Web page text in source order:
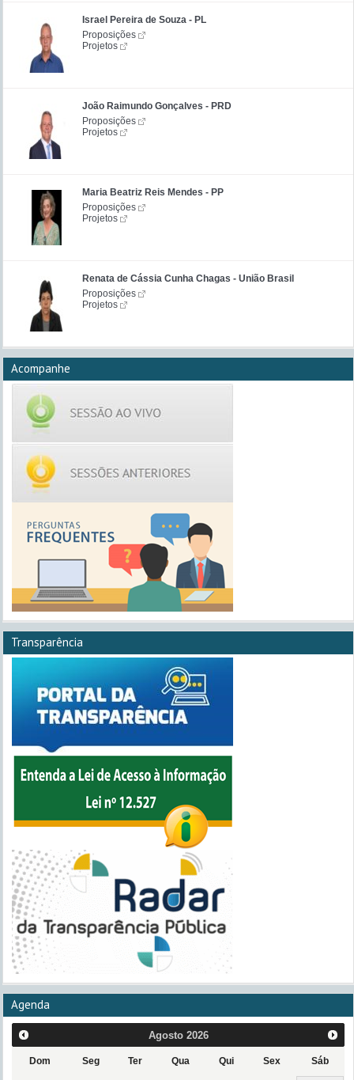
Israel Pereira de Souza - PL
Proposições
Projetos
João Raimundo Gonçalves - PRD
Proposições
Projetos
Maria Beatriz Reis Mendes - PP
Proposições
Projetos
Renata de Cássia Cunha Chagas - União Brasil
Proposições
Projetos
Acompanhe
Transparência
Agenda
Agosto 2026
Dom Seg Ter Qua Qui Sex Sáb